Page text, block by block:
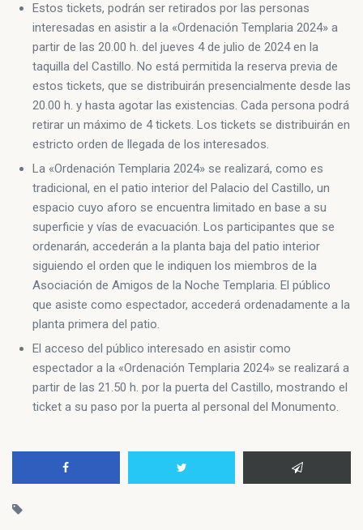
Estos tickets, podrán ser retirados por las personas
interesadas en asistir a la «Ordenación Templaria 2024» a
partir de las 20.00 h. del jueves 4 de julio de 2024 en la
taquilla del Castillo. No está permitida la reserva previa de
estos tickets, que se distribuirán presencialmente desde las
20.00 h. y hasta agotar las existencias. Cada persona podrá
retirar un máximo de 4 tickets. Los tickets se distribuirán en
estricto orden de llegada de los interesados.
La «Ordenación Templaria 2024» se realizará, como es
tradicional, en el patio interior del Palacio del Castillo, un
espacio cuyo aforo se encuentra limitado en base a su
superficie y vías de evacuación. Los participantes que se
ordenarán, accederán a la planta baja del patio interior
siguiendo el orden que le indiquen los miembros de la
Asociación de Amigos de la Noche Templaria. El público
que asiste como espectador, accederá ordenadamente a la
planta primera del patio.
El acceso del público interesado en asistir como
espectador a la «Ordenación Templaria 2024» se realizará a
partir de las 21.50 h. por la puerta del Castillo, mostrando el
ticket a su paso por la puerta al personal del Monumento.